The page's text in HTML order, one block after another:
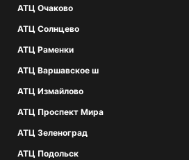
АТЦ Очаково
АТЦ Солнцево
АТЦ Раменки
АТЦ Варшавское ш
АТЦ Измайлово
АТЦ Проспект Мира
АТЦ Зеленоград
АТЦ Подольск